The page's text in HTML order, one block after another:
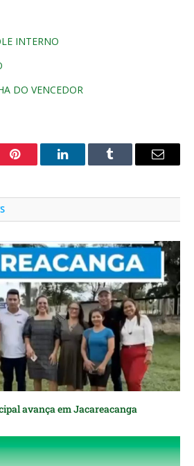
INTERNO
DO VENCEDOR
Pinterest O
Tumblr
E-
avança em Jacareacanga